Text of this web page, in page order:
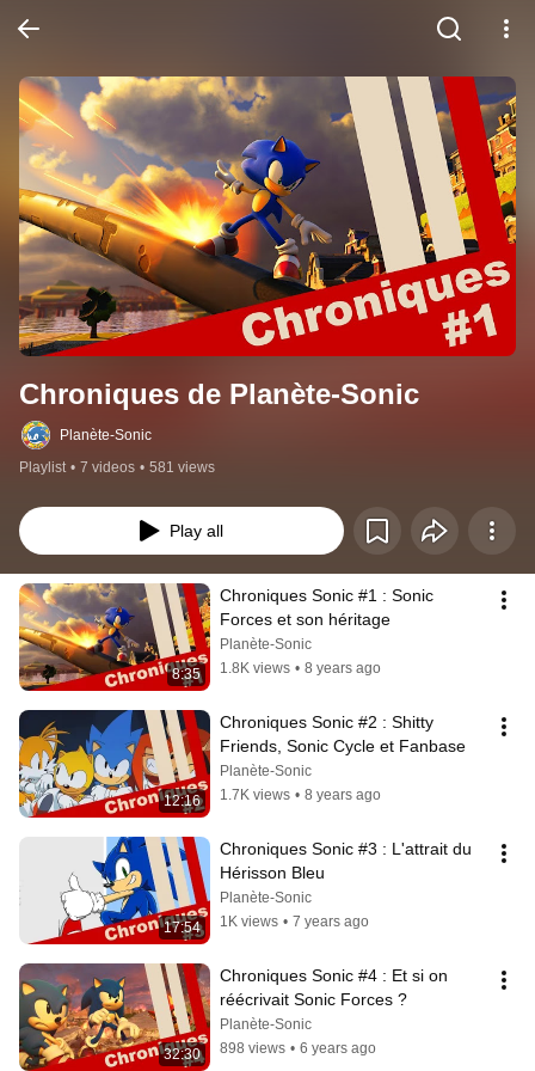
Chroniques de Planète-Sonic
Planète-Sonic
Playlist • 7 videos • 581 views
Play all
8:35
Chroniques Sonic #1 : Sonic
Forces et son héritage
Planète-Sonic
1.8K views • 8 years ago
12:16
Chroniques Sonic #2 : Shitty
Friends, Sonic Cycle et Fanbase
Planète-Sonic
1.7K views • 8 years ago
17:54
Chroniques Sonic #3 : L'attrait du
Hérisson Bleu
Planète-Sonic
1K views • 7 years ago
32:30
Chroniques Sonic #4 : Et si on
réécrivait Sonic Forces ?
Planète-Sonic
898 views • 6 years ago